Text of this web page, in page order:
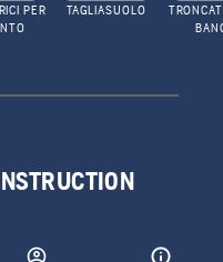
PER
TAGLIASUOLO